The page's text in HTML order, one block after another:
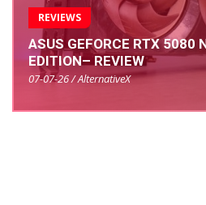
REVIEWS
ASUS GEFORCE RTX 5080
EDITION– REVIEW
07-07-26 / AlternativeX